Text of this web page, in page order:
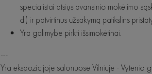
specialistai atsiųs avansinio mokėjimo
d.) ir patvirtinus užsakymą patikslins
Yra galimybe pirkti išsimokėtinai.
---
Yra ekspozicijoje salonuose Vilniuje - Vytenio